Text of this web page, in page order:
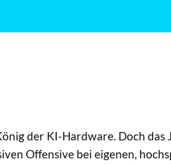
der KI-Hardware. Doch
Offensive bei eigenen,